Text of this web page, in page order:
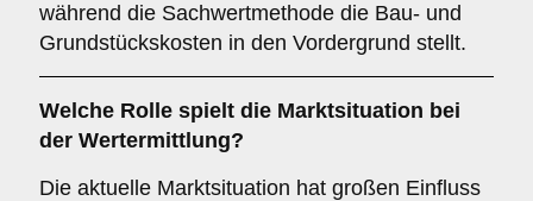
während die Sachwertmethode die Bau- und
Grundstückskosten in den Vordergrund stellt.
Welche Rolle spielt die Marktsituation bei
der Wertermittlung?
Die aktuelle Marktsituation hat großen Einfluss